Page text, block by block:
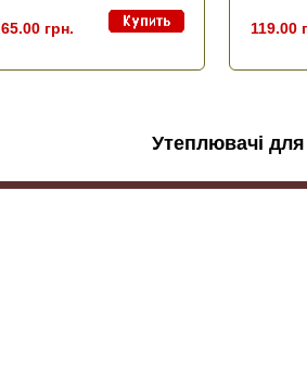
65.00 грн. 119.00
Утеплювачі для